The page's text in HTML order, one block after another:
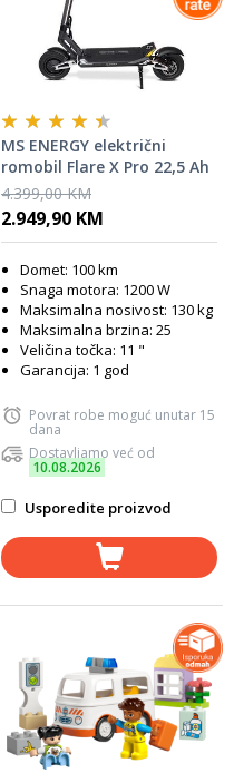
MS ENERGY električni
romobil Flare X Pro 22,5 Ah
4.399,00 KM
2.949,90 KM
Domet: 100 km
Snaga motora: 1200 W
Maksimalna nosivost: 130 kg
Maksimalna brzina: 25
Veličina točka: 11 "
Garancija: 1 god
Povrat robe moguć unutar 15
dana
Dostavljamo već od
10.08.2026
Usporedite proizvod